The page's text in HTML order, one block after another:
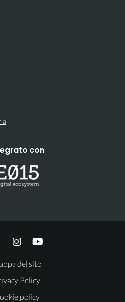
con
del sito
Policy
policy